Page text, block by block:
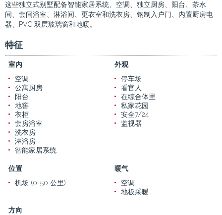
这些独立式别墅配备智能家居系统、空调、独立厨房、阳台、茶水
间、套间浴室、淋浴间、更衣室和洗衣房、钢制入户门、内置厨房电
器、PVC 双层玻璃窗和地暖。
特征
室内
空调
公寓厨房
阳台
地窖
衣柜
套房浴室
洗衣房
淋浴房
智能家居系统
外观
停车场
看官人
在综合体里
私家花园
安全7/24
监视器
位置
机场 (0-50 公里)
暖气
空调
地板采暖
方向